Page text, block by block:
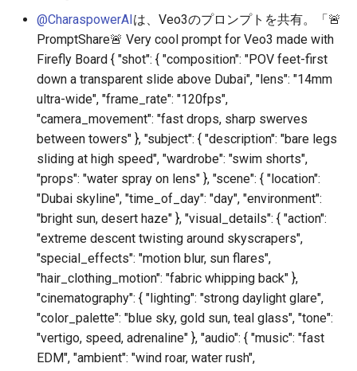
2026-05-06
2026-05-05
2026-05-04
2026-05-03
2026-05-02
2026-05-01
2026-04-30
2026-04-29
2026-04-28
2025-10-21
2025-10-20
2025-10-19
2025-10-18
2025-10-17
2025-10-16
2025-10-15
2025-10-14
2025-10-13
2026-05-06
2026-05-05
2026-05-04
2026-05-03
2026-05-02
2026-05-01
2026-04-30
2026-04-29
2026-04-28
2025-10-21
2025-10-20
2025-10-19
2025-10-18
2025-10-17
2025-10-16
2025-10-15
2025-10-14
2025-10-13
2026-05-03
2026-05-02
2026-05-01
2026-04-30
2026-04-29
2026-04-28
2026-04-27
2026-04-26
2026-04-25
2025-10-21
2025-10-20
2025-10-19
2025-10-18
2025-10-17
2025-10-16
2025-10-15
2025-10-14
2025-10-13
2026-05-02
2026-05-01
2026-04-30
2026-04-29
2026-04-28
2026-04-27
2026-04-26
2026-04-25
2026-04-24
@CharaspowerAIは、Veo3のプロンプトを共有。「🚨
PromptShare🚨 Very cool prompt for Veo3 made with
Firefly Board { "shot": { "composition": "POV feet-first
down a transparent slide above Dubai", "lens": "14mm
ultra-wide", "frame_rate": "120fps",
"camera_movement": "fast drops, sharp swerves
between towers" }, "subject": { "description": "bare legs
sliding at high speed", "wardrobe": "swim shorts",
"props": "water spray on lens" }, "scene": { "location":
"Dubai skyline", "time_of_day": "day", "environment":
"bright sun, desert haze" }, "visual_details": { "action":
"extreme descent twisting around skyscrapers",
"special_effects": "motion blur, sun flares",
"hair_clothing_motion": "fabric whipping back" },
"cinematography": { "lighting": "strong daylight glare",
"color_palette": "blue sky, gold sun, teal glass", "tone":
"vertigo, speed, adrenaline" }, "audio": { "music": "fast
EDM", "ambient": "wind roar, water rush",